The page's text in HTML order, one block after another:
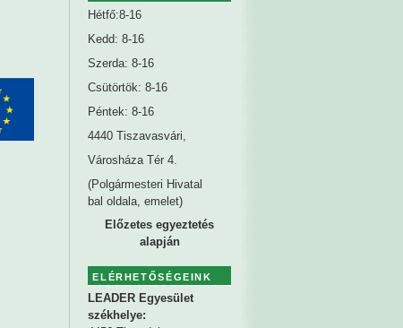
Hétfő:8-16
Kedd: 8-16
Szerda: 8-16
Csütörtök: 8-16
Péntek: 8-16
4440 Tiszavasvári,
Városháza Tér 4.
(Polgármesteri Hivatal
bal oldala, emelet)
Előzetes egyeztetés
alapján
ELÉRHETŐSÉGEINK
LEADER Egyesület
székhelye: